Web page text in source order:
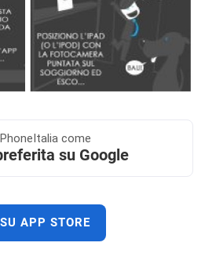
come
su Google
APP STORE